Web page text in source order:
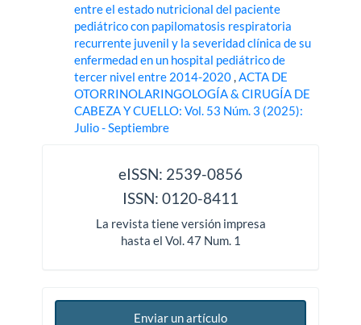
entre el estado nutricional del paciente
pediátrico con papilomatosis respiratoria
recurrente juvenil y la severidad clínica de su
enfermedad en un hospital pediátrico de
tercer nivel entre 2014-2020,ACTA DE
OTORRINOLARINGOLOGÍA & CIRUGÍA DE
CABEZA Y CUELLO: Vol. 53 Núm. 3 (2025):
Julio - Septiembre
eISSN: 2539-0856
ISSN: 0120-8411
La revista tiene versión impresa
hasta el Vol. 47 Num. 1
Enviar un artículo